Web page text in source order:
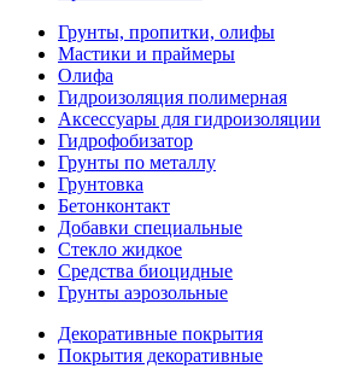
Грунты, пропитки, олифы
Мастики и праймеры
Олифа
Гидроизоляция полимерная
Аксессуары для гидроизоляции
Гидрофобизатор
Грунты по металлу
Грунтовка
Бетонконтакт
Добавки специальные
Стекло жидкое
Средства биоцидные
Грунты аэрозольные
Декоративные покрытия
Покрытия декоративные